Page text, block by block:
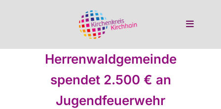
Herrenwaldgemeinde
spendet 2.500 € an
Jugendfeuerwehr